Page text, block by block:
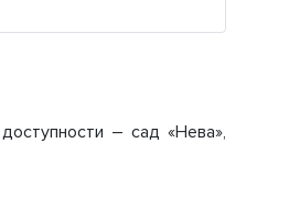
– сад «Нева»,